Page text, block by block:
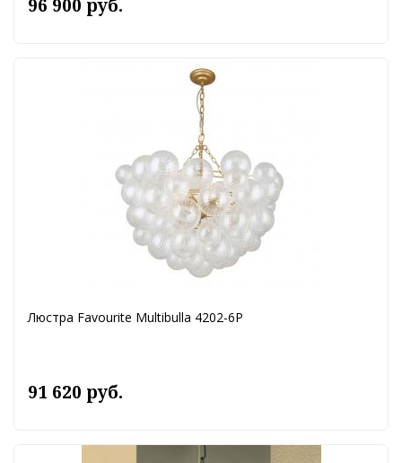
96 900 руб.
Люстра Favourite Multibulla 4202-6P
91 620 руб.